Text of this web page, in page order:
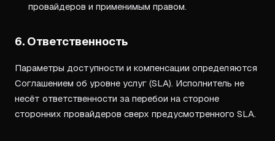
провайдеров и применимым правом.
6. Ответственность
Параметры доступности и компенсации определяются
Соглашением об уровне услуг (SLA). Исполнитель не
несёт ответственности за перебои на стороне
сторонних провайдеров сверх предусмотренного SLA.